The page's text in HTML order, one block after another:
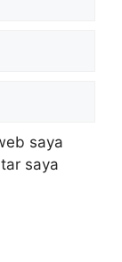
saya
saya